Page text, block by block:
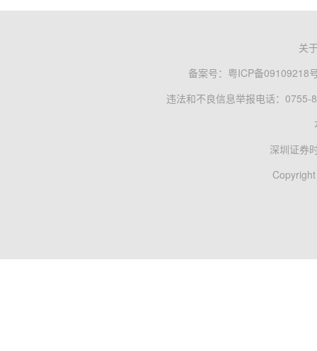
关
备案号： 粤ICP备09109218
违法和不良信息举报电话：0755-
深圳证券